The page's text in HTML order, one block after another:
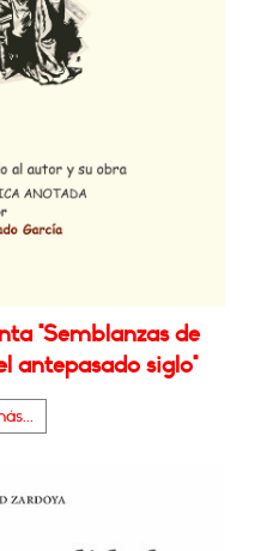
"Semblanzas de
antepasado siglo"